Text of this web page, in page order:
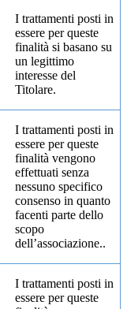
I trattamenti posti in
essere per queste
finalità si basano su
un legittimo
interesse del
Titolare.
I trattamenti posti in
essere per queste
finalità vengono
effettuati senza
nessuno specifico
consenso in quanto
facenti parte dello
scopo
dell’associazione..
I trattamenti posti in
essere per queste